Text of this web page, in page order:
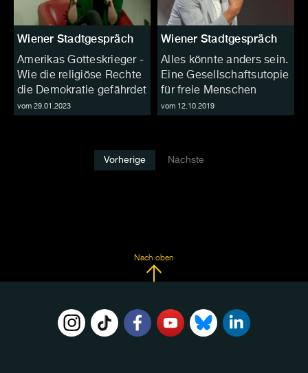
Wiener Stadtgespräch
Amerikas Gotteskrieger -
Wie die religiöse Rechte
die Demokratie gefährdet
vom 29.01.2023
Wiener Stadtgespräch
Alles könnte anders sein.
Eine Gesellschaftsutopie
für freie Menschen
vom 12.10.2019
Vorherige Nächste
Nach oben